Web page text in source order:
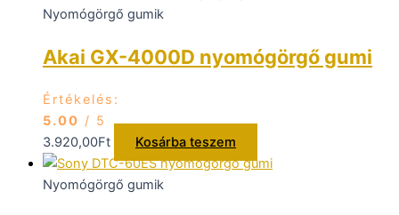
Nyomógörgő gumik
Akai GX-4000D nyomógörgő gumi
Értékelés:
5.00 / 5
3.920,00Ft Kosárba teszem
Nyomógörgő gumik